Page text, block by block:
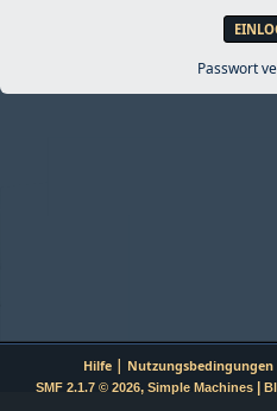
Passwort
Hilfe| Nutzungsbedingungen
SMF 2.1.7 © 2026, Simple Machines|